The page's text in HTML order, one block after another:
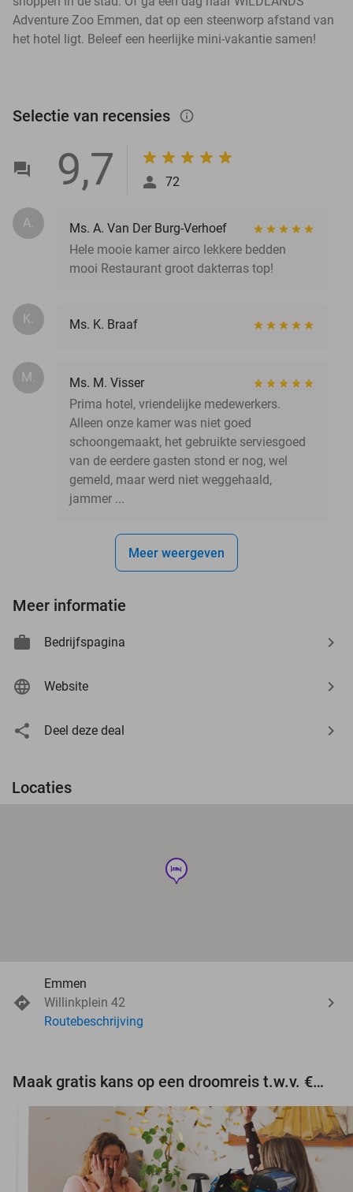
Adventure Zoo Emmen, dat op een steenworp afstand van
het hotel ligt. Beleef een heerlijke mini-vakantie samen!
Selectie van recensies info_outlined
9,7 72
A.
Ms. A. Van Der Burg-Verhoef
Hele mooie kamer airco lekkere bedden
mooi Restaurant groot dakterras top!
K. Ms. K. Braaf
M.
Ms. M. Visser
Prima hotel, vriendelijke medewerkers.
Alleen onze kamer was niet goed
schoongemaakt, het gebruikte serviesgoed
van de eerdere gasten stond er nog, wel
gemeld, maar werd niet weggehaald,
jammer ...
Meer weergeven
Meer informatie
Bedrijfspagina
Website
Deel deze deal
Locaties
hotel
Emmen
Willinkplein 42
Routebeschrijving
Maak gratis kans op een droomreis t.w.v. €3.000!